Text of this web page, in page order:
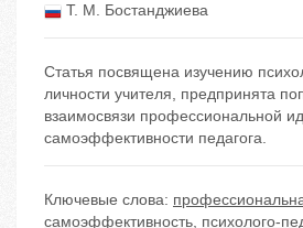
Т. М. Бостанджиева
Статья посвящена изучению
личности учителя, предпринята
взаимосвязи профессиональной
самоэффективности педагога.
Ключевые слова:
самоэффективность, психолого-